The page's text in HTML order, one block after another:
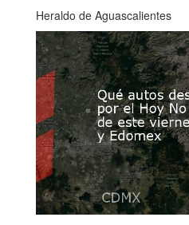
Heraldo de Aguascalientes